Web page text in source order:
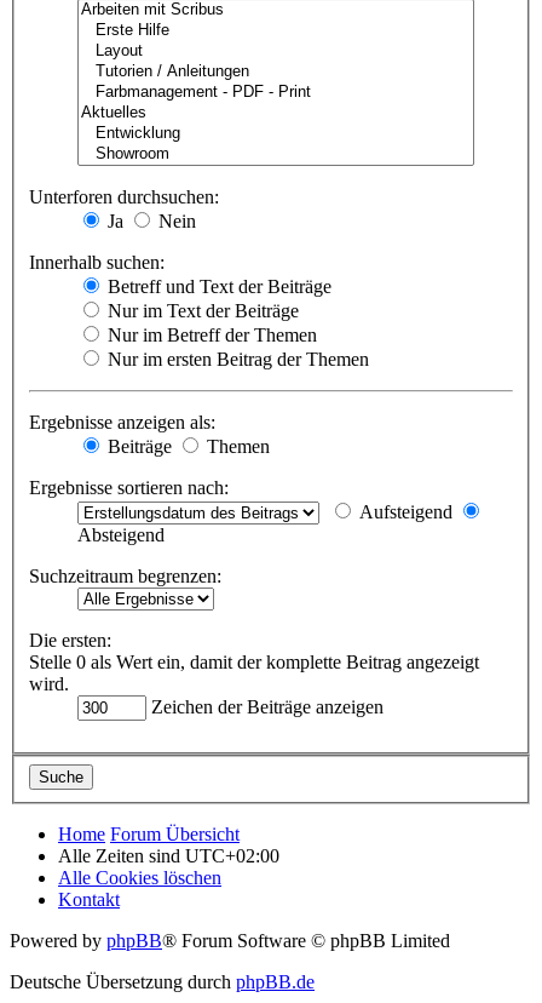
Unterforen durchsuchen:
Ja
Nein
Innerhalb suchen:
Betreff und Text der Beiträge
Nur im Text der Beiträge
Nur im Betreff der Themen
Nur im ersten Beitrag der Themen
Ergebnisse anzeigen als:
Beiträge
Themen
Ergebnisse sortieren nach:
Aufsteigend
Absteigend
Suchzeitraum begrenzen:
Die ersten:
Stelle 0 als Wert ein, damit der komplette Beitrag angezeigt
wird.
Zeichen der Beiträge anzeigen
Home Forum Übersicht
Alle Zeiten sind UTC+02:00
Alle Cookies löschen
Kontakt
Powered by phpBB® Forum Software © phpBB Limited
Deutsche Übersetzung durch phpBB.de